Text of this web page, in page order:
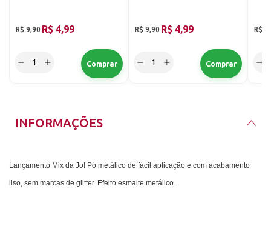
R$ 9,90 R$ 4,99 R$ 9,90 R$ 4,99 R$
INFORMAÇÕES
Lançamento Mix da Jo! Pó métálico de fácil aplicação e com acabamento
liso, sem marcas de glitter. Efeito esmalte metálico.